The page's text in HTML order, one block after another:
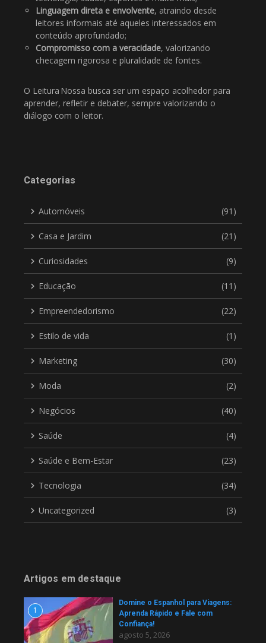
Linguagem direta e envolvente, atraindo desde
leitores informais até aqueles interessados em
conteúdo aprofundado;
Compromisso com a veracidade, valorizando
checagem rigorosa e pluralidade de fontes.
O Leitura Nossa busca ser um espaço acolhedor para
aprender, refletir e debater, sempre valorizando o
diálogo com o leitor.
Categorias
Automóveis (91)
Casa e Jardim (21)
Curiosidades (9)
Educação (11)
Empreendedorismo (22)
Estilo de vida (1)
Marketing (30)
Moda (2)
Negócios (40)
Saúde (4)
Saúde e Bem-Estar (23)
Tecnologia (34)
Uncategorized (3)
Artigos em destaque
1
Domine o Espanhol para Viagens:
Aprenda Rápido e Fale com
Confiança!
agosto 5, 2026